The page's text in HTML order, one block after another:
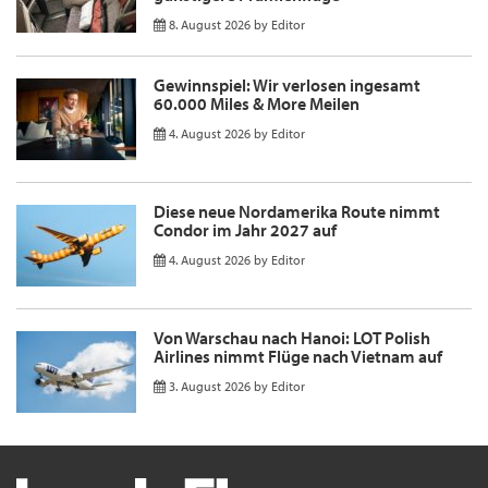
8. August 2026 by Editor
Gewinnspiel: Wir verlosen ingesamt
60.000 Miles & More Meilen
4. August 2026 by Editor
Diese neue Nordamerika Route nimmt
Condor im Jahr 2027 auf
4. August 2026 by Editor
Von Warschau nach Hanoi: LOT Polish
Airlines nimmt Flüge nach Vietnam auf
3. August 2026 by Editor